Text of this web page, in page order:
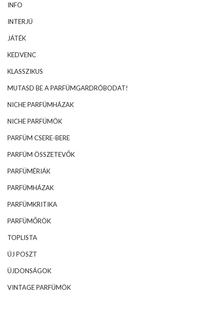
INFO
INTERJÚ
JÁTÉK
KEDVENC
KLASSZIKUS
MUTASD BE A PARFÜMGARDRÓBODAT!
NICHE PARFÜMHÁZAK
NICHE PARFÜMÖK
PARFÜM CSERE-BERE
PARFÜM ÖSSZETEVŐK
PARFÜMÉRIÁK
PARFÜMHÁZAK
PARFÜMKRITIKA
PARFÜMŐRÖK
TOPLISTA
ÚJ POSZT
ÚJDONSÁGOK
VINTAGE PARFÜMÖK